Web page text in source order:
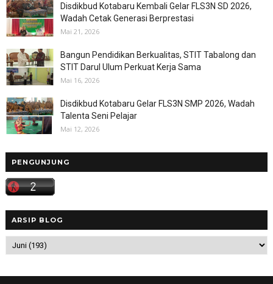
Disdikbud Kotabaru Kembali Gelar FLS3N SD 2026,
Wadah Cetak Generasi Berprestasi
Mai 21, 2026
Bangun Pendidikan Berkualitas, STIT Tabalong dan
STIT Darul Ulum Perkuat Kerja Sama
Mai 16, 2026
Disdikbud Kotabaru Gelar FLS3N SMP 2026, Wadah
Talenta Seni Pelajar
Mai 12, 2026
PENGUNJUNG
ARSIP BLOG